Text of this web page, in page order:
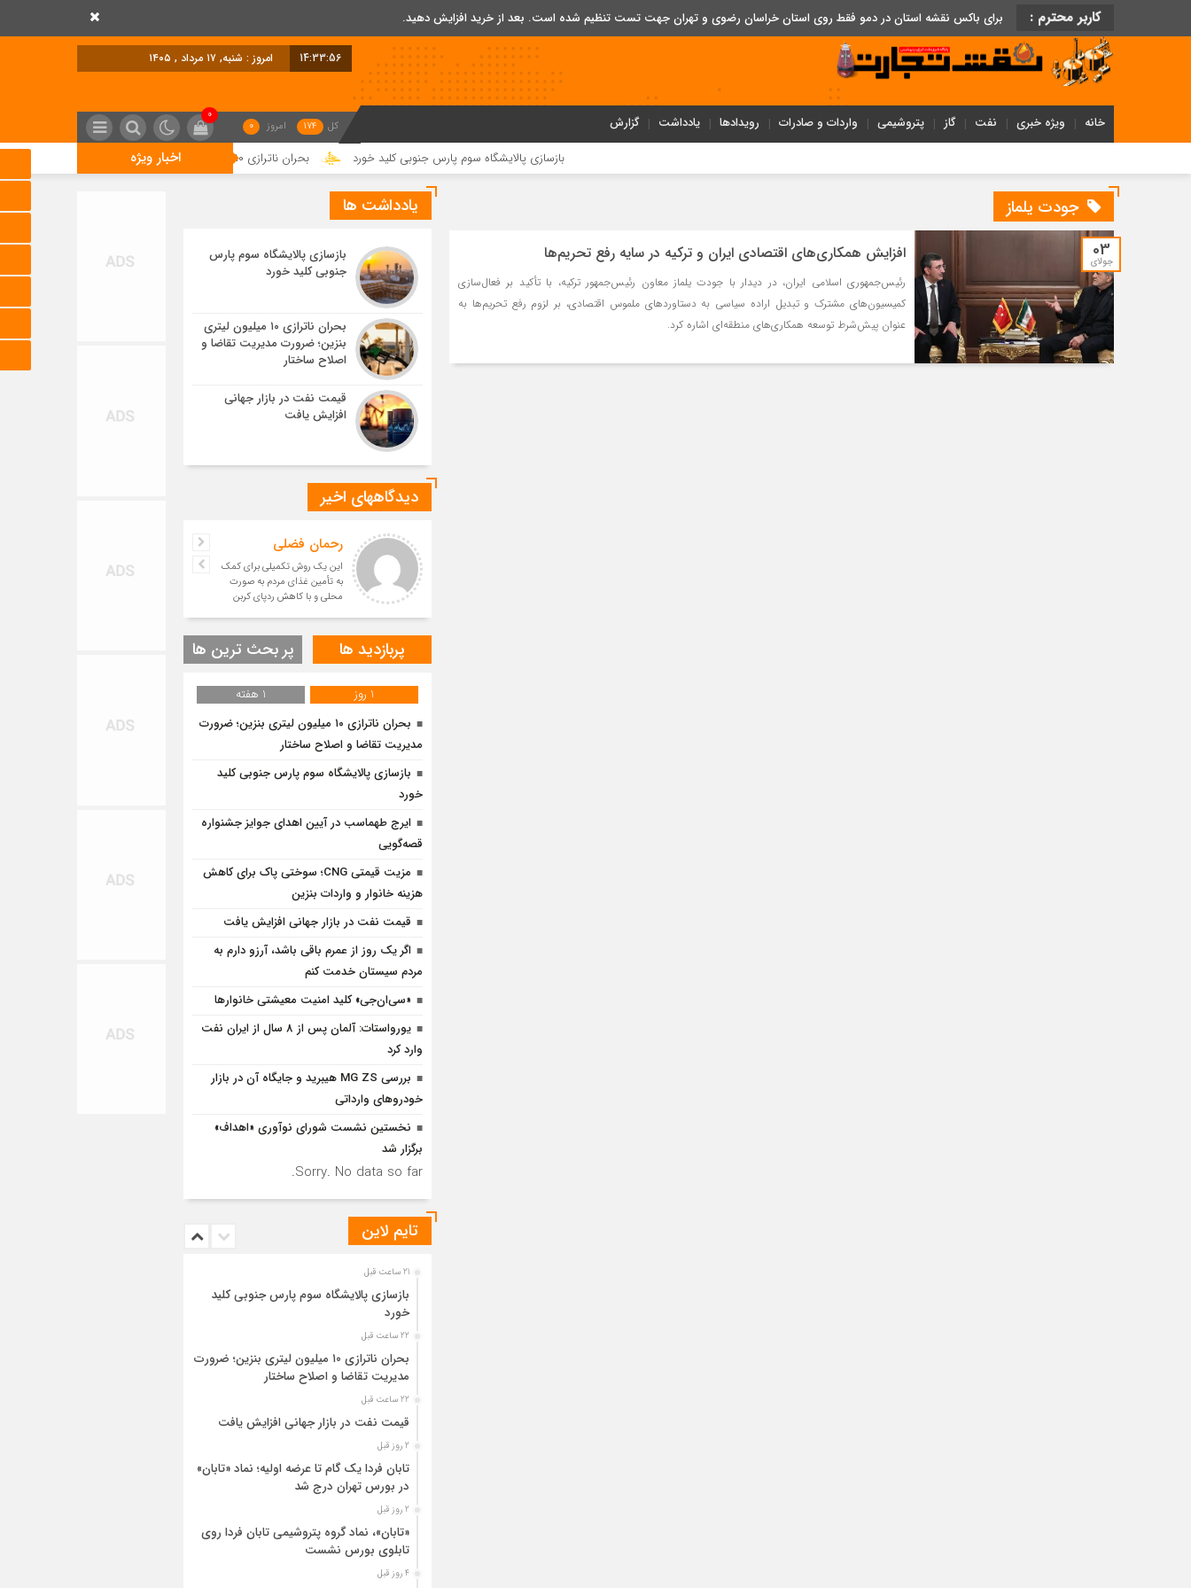
کاربر محترم : برای باکس نقشه استان در دمو فقط روی استان خراسان رضوی و تهران جهت تست تنظیم شده است. بعد از خرید افزایش دهید.
14:33:57 امروز : شنبه, ۱۷ مرداد , ۱۴۰۵
خانه ویژه خبری نفت گاز پتروشیمی واردات و صادرات رویدادها یادداشت گزارش کل 174 امروز 0
0
اخبار ویژه بازسازی پالایشگاه سوم پارس جنوبی کلید خورد بحران ناترازی ۱۰ میلیون لیتری بنزین؛ ضرورت مدیریت تقاضا و اصلاح ساختار
جودت یلماز
03
جولای افزایش همکاری‌های اقتصادی ایران و ترکیه در سایه رفع تحریم‌ها
رئیس‌جمهوری اسلامی ایران، در دیدار با جودت یلماز معاون رئیس‌جمهور ترکیه، با تأکید بر فعال‌سازی
کمیسیون‌های مشترک و تبدیل اراده سیاسی به دستاوردهای ملموس اقتصادی، بر لزوم رفع تحریم‌ها به
عنوان پیش‌شرط توسعه همکاری‌های منطقه‌ای اشاره کرد.
یادداشت ها
بازسازی پالایشگاه سوم پارس
جنوبی کلید خورد
بحران ناترازی ۱۰ میلیون لیتری
بنزین؛ ضرورت مدیریت تقاضا و
اصلاح ساختار
قیمت نفت در بازار جهانی
افزایش یافت
دیدگاههای اخیر
رحمان فضلی
این یک روش تکمیلی برای کمک
به تأمین غذای مردم به صورت
محلی و با کاهش ردپای کربن
پربازدید ها پر بحث ترین ها
1 روز
1 هفته
بحران ناترازی ۱۰ میلیون لیتری بنزین؛ ضرورت
مدیریت تقاضا و اصلاح ساختار
بازسازی پالایشگاه سوم پارس جنوبی کلید
خورد
ایرج طهماسب در آیین اهدای جوایز جشنواره
قصه‌گویی
مزیت قیمتی CNG؛ سوختی پاک برای کاهش
هزینه خانوار و واردات بنزین
قیمت نفت در بازار جهانی افزایش یافت
اگر یک روز از عمرم باقی باشد، آرزو دارم به
مردم سیستان خدمت کنم
«سی‌ان‌جی» کلید امنیت معیشتی خانوارها
یورواستات: آلمان پس از 8 سال از ایران نفت
وارد کرد
بررسی MG ZS هیبرید و جایگاه آن در بازار
خودروهای وارداتی
نخستین نشست شورای نوآوری «اهداف»
برگزار شد
Sorry. No data so far.
تایم لاین
21 ساعت قبل
بازسازی پالایشگاه سوم پارس جنوبی کلید
خورد
22 ساعت قبل
بحران ناترازی ۱۰ میلیون لیتری بنزین؛ ضرورت
مدیریت تقاضا و اصلاح ساختار
22 ساعت قبل
قیمت نفت در بازار جهانی افزایش یافت
2 روز قبل
تابان فردا یک گام تا عرضه اولیه؛ نماد «تابان»
در بورس تهران درج شد
2 روز قبل
«تابان»، نماد گروه پتروشیمی تابان فردا روی
تابلوی بورس نشست
4 روز قبل